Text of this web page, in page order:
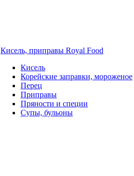
Кисель, приправы Royal Food
Кисель
Корейские заправки, мороженое
Перец
Приправы
Пряности и специи
Супы, бульоны